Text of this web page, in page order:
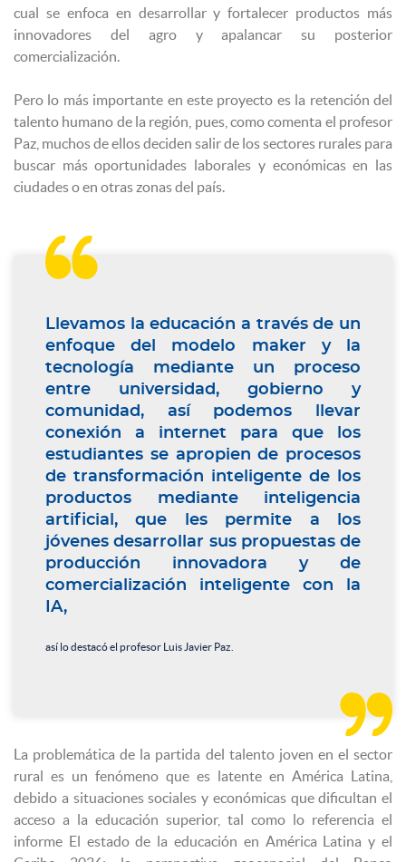
cual se enfoca en desarrollar y fortalecer productos más
innovadores del agro y apalancar su posterior
comercialización.
Pero lo más importante en este proyecto es la retención del
talento humano de la región, pues, como comenta el profesor
Paz, muchos de ellos deciden salir de los sectores rurales para
buscar más oportunidades laborales y económicas en las
ciudades o en otras zonas del país.

Llevamos la educación a través de un
enfoque del modelo maker y la
tecnología mediante un proceso
entre universidad, gobierno y
comunidad, así podemos llevar
conexión a internet para que los
estudiantes se apropien de procesos
de transformación inteligente de los
productos mediante inteligencia
artificial, que les permite a los
jóvenes desarrollar sus propuestas de
producción innovadora y de
comercialización inteligente con la
IA,
así lo destacó el profesor Luis Javier Paz.

La problemática de la partida del talento joven en el sector
rural es un fenómeno que es latente en América Latina,
debido a situaciones sociales y económicas que dificultan el
acceso a la educación superior, tal como lo referencia el
informe El estado de la educación en América Latina y el